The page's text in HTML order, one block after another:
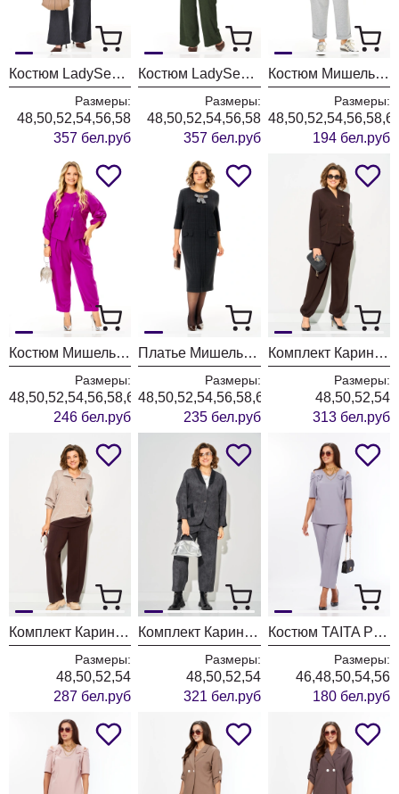
Костюм LadySecret 26251 темный графит
Размеры:
48,50,52,54,56,58
357 бел.руб
Костюм LadySecret 26251 хаки
Размеры:
48,50,52,54,56,58
357 бел.руб
Костюм Мишель Шик 1452 серый+полоска
Размеры:
194 бел.руб
Костюм Мишель Шик 1436/1 королевский пурпур
Размеры:
48,50,52,54,56,58,60,62,64
246 бел.руб
Платье Мишель Шик 2204 графит+клетка
Размеры:
48,50,52,54,56,58,60,62,64
235 бел.руб
Комплект Карина Делюкс 1458 коричневый
Размеры:
48,50,52,54
313 бел.руб
Комплект Карина Делюкс 1460 бежевый
Размеры:
48,50,52,54
287 бел.руб
Комплект Карина Делюкс 1451 антрацит
Размеры:
48,50,52,54
321 бел.руб
Костюм TAITA PLUS 2622/3 лаванда
Размеры:
46,48,50,54,56
180 бел.руб